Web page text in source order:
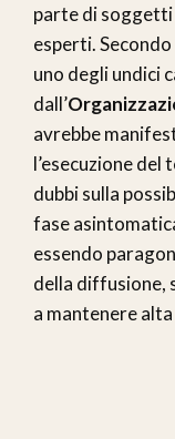
parte di soggetti
esperti.
uno degli undici
dall’
avrebbe
l’esecuzione del
dubbi sulla
fase
essendo
della diffusione,
a mantenere